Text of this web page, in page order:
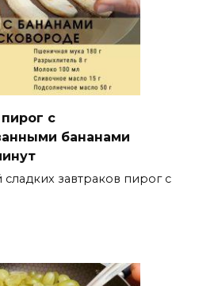
с
бананами
завтраков пирог с